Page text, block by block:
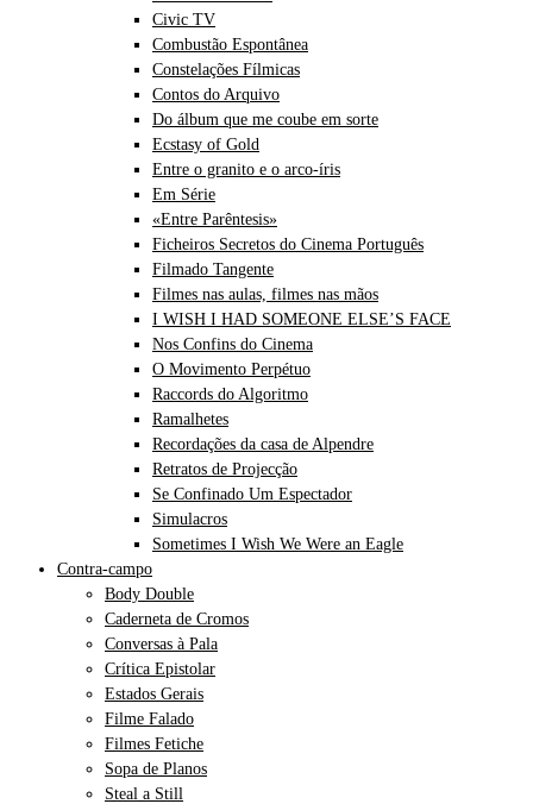
Civic TV
Combustão Espontânea
Constelações Fílmicas
Contos do Arquivo
Do álbum que me coube em sorte
Ecstasy of Gold
Entre o granito e o arco-íris
Em Série
«Entre Parêntesis»
Ficheiros Secretos do Cinema Português
Filmado Tangente
Filmes nas aulas, filmes nas mãos
I WISH I HAD SOMEONE ELSE’S FACE
Nos Confins do Cinema
O Movimento Perpétuo
Raccords do Algoritmo
Ramalhetes
Recordações da casa de Alpendre
Retratos de Projecção
Se Confinado Um Espectador
Simulacros
Sometimes I Wish We Were an Eagle
Contra-campo
Body Double
Caderneta de Cromos
Conversas à Pala
Crítica Epistolar
Estados Gerais
Filme Falado
Filmes Fetiche
Sopa de Planos
Steal a Still